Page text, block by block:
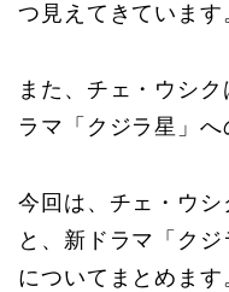
つ見えてきています
また、チェ・ウシ
ラマ「クジラ星」へ
今回は、チェ・ウ
と、新ドラマ「ク
についてまとめます